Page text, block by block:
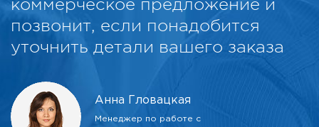
коммерческое предложение и
позвонит, если понадобится
уточнить детали вашего заказа
Анна Гловацкая
Менеджер по работе с